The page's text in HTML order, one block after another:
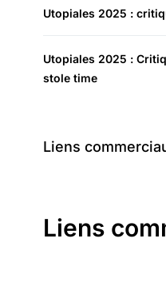
Utopiales 2025 :
Utopiales 2025 :
stole time
Liens
Liens